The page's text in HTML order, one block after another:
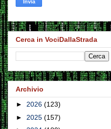
Cerca in VociDallaStrada
Archivio
► 2026 (123)
► 2025 (157)